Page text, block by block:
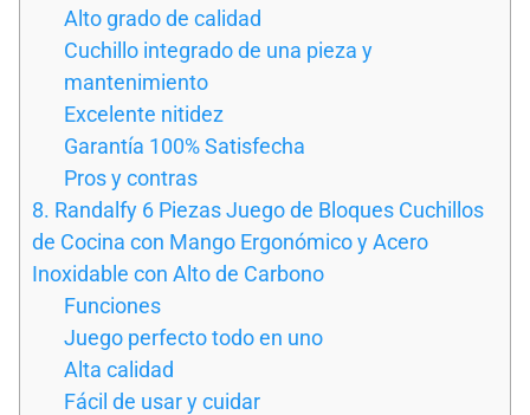
Alto grado de calidad
Cuchillo integrado de una pieza y
mantenimiento
Excelente nitidez
Garantía 100% Satisfecha
Pros y contras
8. Randalfy 6 Piezas Juego de Bloques Cuchillos
de Cocina con Mango Ergonómico y Acero
Inoxidable con Alto de Carbono
Funciones
Juego perfecto todo en uno
Alta calidad
Fácil de usar y cuidar